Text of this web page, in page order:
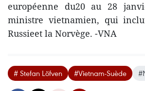
européenne du20 au 28
ministre vietnamien, qui
Russieet la Norvège. -VNA
# Stefan Löfven #Vietnam-Suède